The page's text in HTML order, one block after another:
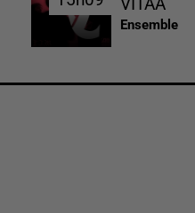
VITAA
Ensemble